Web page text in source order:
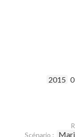
2015
Scénario :